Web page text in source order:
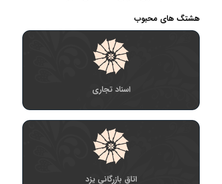
هشتگ های محبوب
اسناد تجاری
اتاق بازرگانی یزد